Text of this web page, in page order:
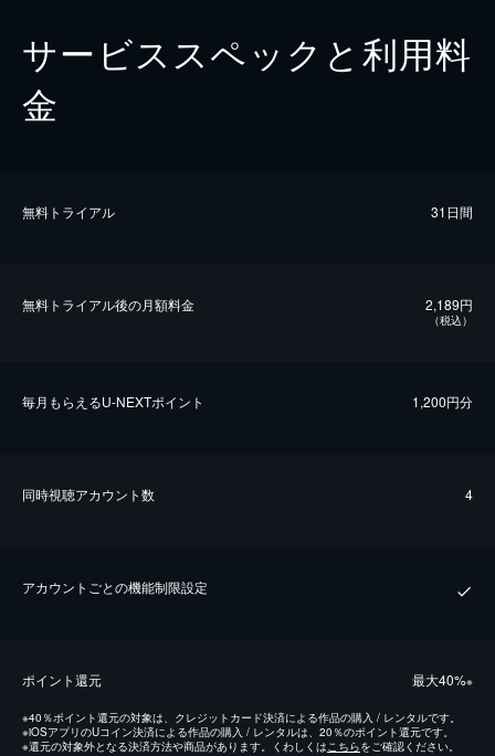
サービススペックと利用料
金
無料トライアル 31日間
無料トライアル後の⽉額料金 2,189円
（税込）
毎⽉もらえるU-NEXTポイント 1,200円分
同時視聴アカウント数 4
アカウントごとの機能制限設定
ポイント還元 最⼤40%※
※40％ポイント還元の対象は、クレジットカード決済による作品の購入 / レンタルです。
※iOSアプリのUコイン決済による作品の購入 / レンタルは、20％のポイント還元です。
※還元の対象外となる決済方法や商品があります。くわしくはこちらをご確認ください。